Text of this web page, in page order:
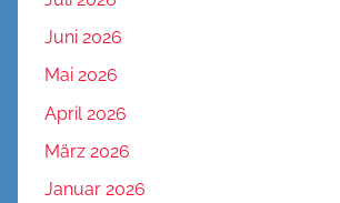
Juni 2026
Mai 2026
April 2026
März 2026
Januar 2026